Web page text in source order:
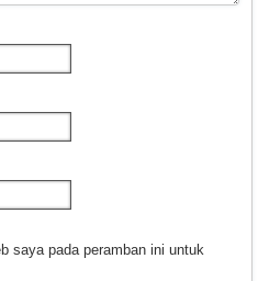
saya pada peramban ini untuk